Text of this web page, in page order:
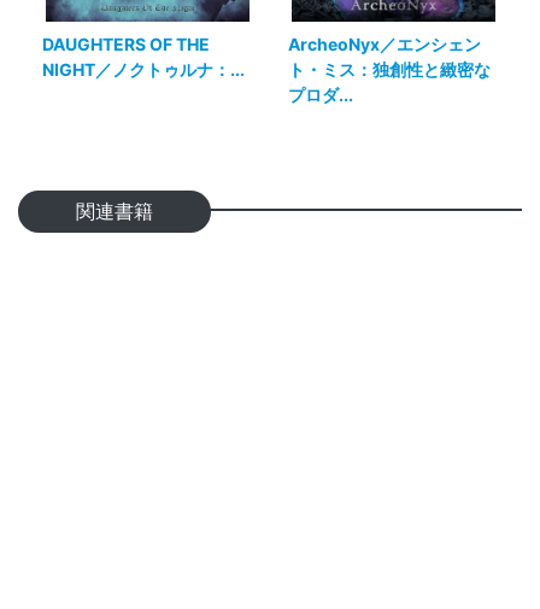
DAUGHTERS OF THE
NIGHT／ノクトゥルナ：...
ArcheoNyx／エンシェン
ト・ミス：独創性と緻密な
プロダ...
関連書籍